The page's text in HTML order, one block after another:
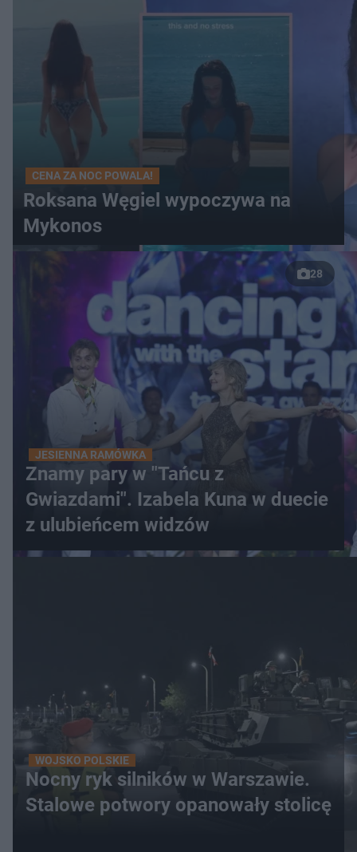
CENA ZA NOC POWALA!
Roksana Węgiel wypoczywa na
Mykonos
28
JESIENNA RAMÓWKA
Znamy pary w "Tańcu z
Gwiazdami". Izabela Kuna w duecie
z ulubieńcem widzów
WOJSKO POLSKIE
Nocny ryk silników w Warszawie.
Stalowe potwory opanowały stolicę